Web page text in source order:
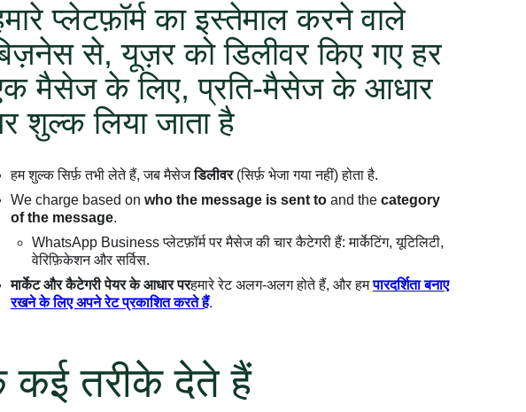
प्लेटफ़ॉर्म का इस्तेमाल करने वाले
से, यूज़र को डिलीवर किए गए हर
मैसेज के लिए, प्रति-मैसेज के आधार
शुल्क लिया जाता है
हम शुल्क सिर्फ़ तभी लेते हैं, जब मैसेजडिलीवर(सिर्फ़ भेजा गया नहीं) होता है.
We charge based on who the message is sent toand the category
of the message.
WhatsApp Business प्लेटफ़ॉर्म पर मैसेज की चार कैटेगरी हैं: मार्केटिंग, यूटिलिटी,
वेरिफ़िकेशन और सर्विस.
मार्केट और कैटेगरी पेयर के आधार परहमारे रेट अलग-अलग होते हैं, और हमपारदर्शिता बनाए
रखने के लिए अपने रेट प्रकाशित करते हैं.
तरीके देते हैं